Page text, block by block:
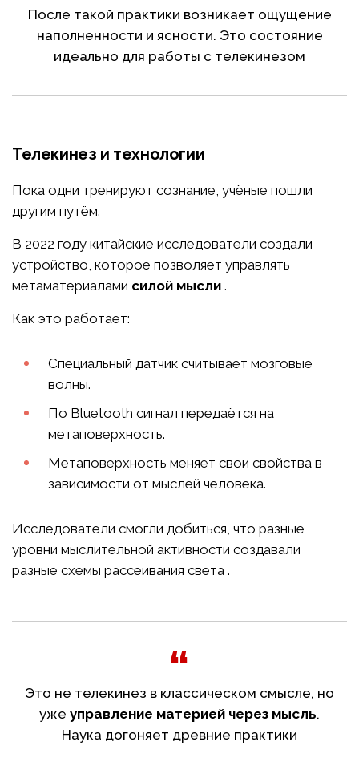
После такой практики возникает ощущение
наполненности и ясности. Это состояние
идеально для работы с телекинезом
Телекинез и технологии
Пока одни тренируют сознание, учёные пошли
другим путём.
В 2022 году китайские исследователи создали
устройство, которое позволяет управлять
метаматериалами силой мысли .
Как это работает:
Специальный датчик считывает мозговые
волны.
По Bluetooth сигнал передаётся на
метаповерхность.
Метаповерхность меняет свои свойства в
зависимости от мыслей человека.
Исследователи смогли добиться, что разные
уровни мыслительной активности создавали
разные схемы рассеивания света .
Это не телекинез в классическом смысле, но
уже управление материей через мысль.
Наука догоняет древние практики